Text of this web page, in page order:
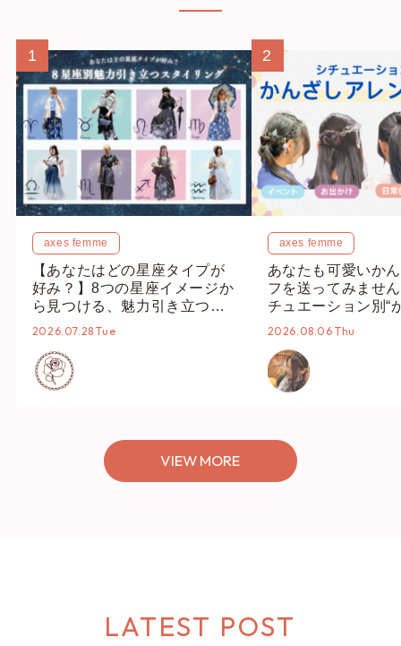
1
axes femme
【あなたはどの星座タイプが
好み？】8つの星座イメージか
ら見つける、魅力引き立つス
タイリング♡
2026.07.28 Tue
2
axes femme
あなたも可愛いか
フを送ってみませ
チュエーション別“
オススメ【ショッ
2026.08.06 Thu
VIEW MORE
LATEST POST